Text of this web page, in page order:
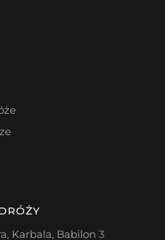
Karbala, Babilon 3